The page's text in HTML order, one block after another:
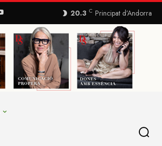
20.3 C Principat d’Andorra